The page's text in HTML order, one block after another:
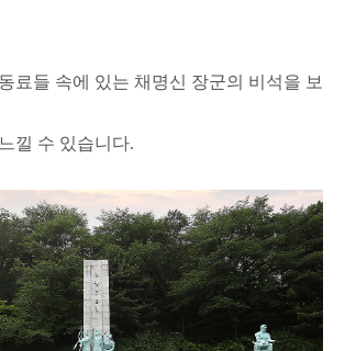
료들 속에 있는 채명신 장군의 비석을 보
낄 수 있습니다.